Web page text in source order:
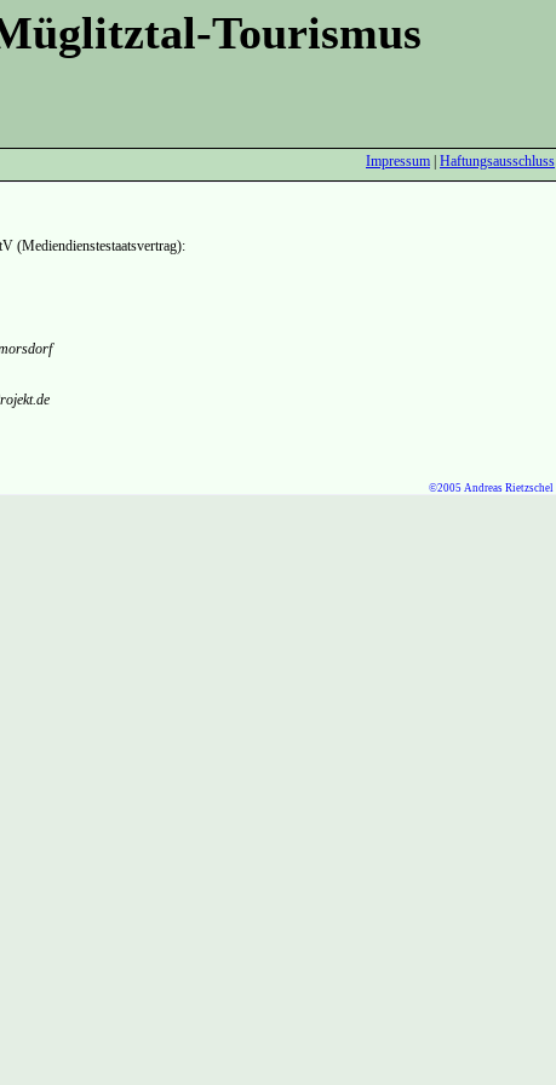
Tourismus
Impressum Haftungsausschluss
(Mediendienstestaatsvertrag):
©2005 Andreas Rietzschel